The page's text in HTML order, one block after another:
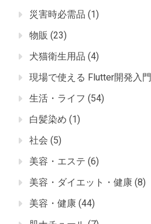
災害時必需品 (1)
物販 (23)
犬猫衛生用品 (4)
現場で使える Flutter開発入門
生活・ライフ (54)
白髪染め (1)
社会 (5)
美容・エステ (6)
美容・ダイエット・健康 (8)
美容・健康 (44)